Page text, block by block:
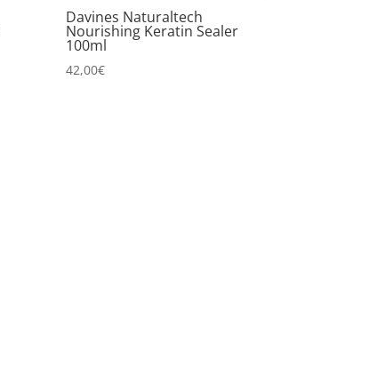
Davines Naturaltech
Nourishing Keratin Sealer
100ml
42,00€